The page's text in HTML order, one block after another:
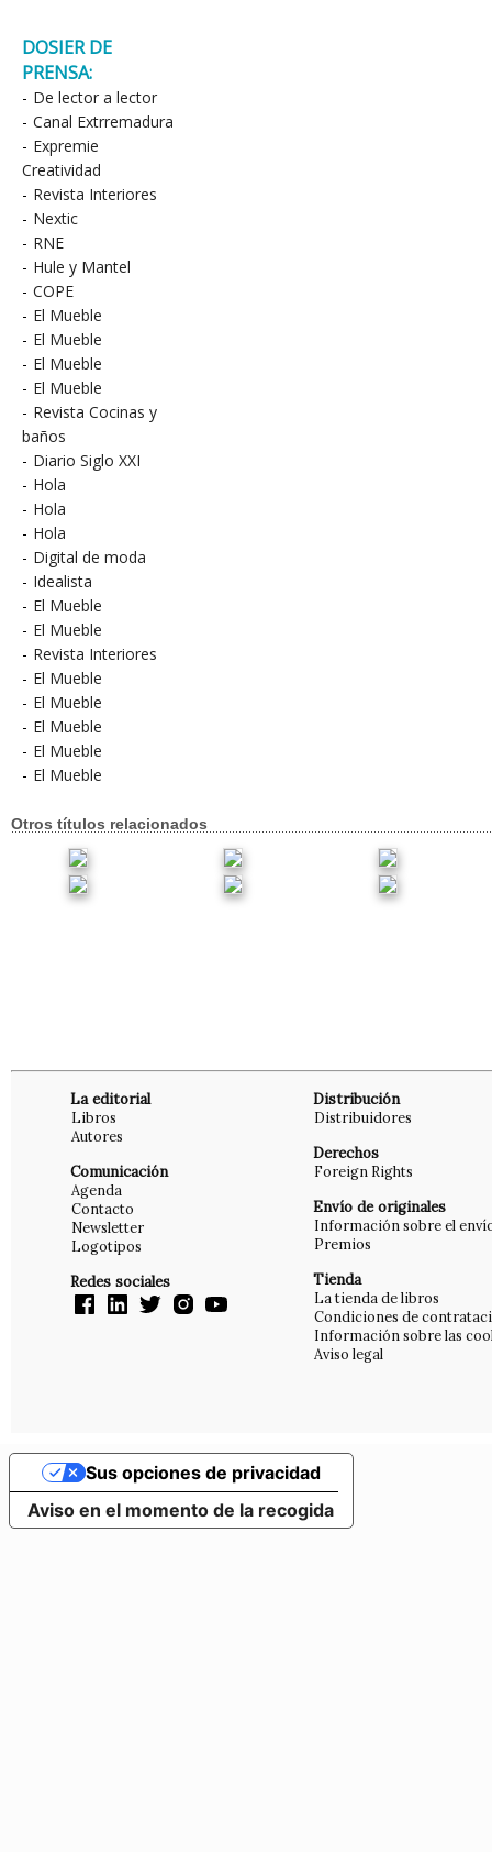
DOSIER DE
PRENSA:
- De lector a lector
- Canal Extrremadura
- Expremie
Creatividad
- Revista Interiores
- Nextic
- RNE
- Hule y Mantel
- COPE
- El Mueble
- El Mueble
- El Mueble
- El Mueble
- Revista Cocinas y
baños
- Diario Siglo XXI
- Hola
- Hola
- Hola
- Digital de moda
- Idealista
- El Mueble
- El Mueble
- Revista Interiores
- El Mueble
- El Mueble
- El Mueble
- El Mueble
- El Mueble
Otros títulos relacionados
La editorial
Libros
Autores
Comunicación
Agenda
Contacto
Newsletter
Logotipos
Redes sociales
Distribución
Distribuidores
Derechos
Foreign Rights
Envío de originales
Información sobre el
Premios
Tienda
La tienda de libros
Condiciones de
Información sobre las
Aviso legal
Aviso en el momento de la recogida
Sus opciones de privacidad